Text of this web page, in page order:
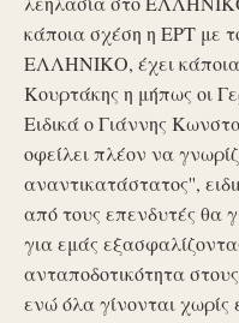
κάποια σχέση η ΕΡΤ με
ΕΛΛΗΝΙΚΟ, έχει
Κουρτάκης η μήπως οι
Ειδικά ο Γιάννης
οφείλει πλέον να
αναντικατάστατος'',
από τους επενδυτές θα
για εμάς
ανταποδοτικότητα
ενώ όλα γίνονται χωρίς